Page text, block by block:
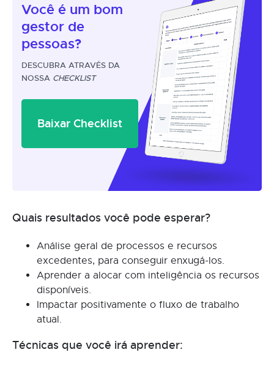
Você é um bom
gestor de
pessoas?
DESCUBRA ATRAVÉS DA
NOSSA CHECKLIST
Baixar Checklist
Quais resultados você pode esperar?
Análise geral de processos e recursos
excedentes, para conseguir enxugá-los.
Aprender a alocar com inteligência os recursos
disponíveis.
Impactar positivamente o fluxo de trabalho
atual.
Técnicas que você irá aprender: